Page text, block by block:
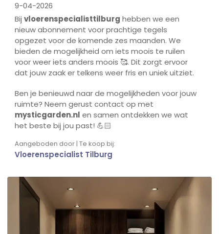
9-04-2026
Bij vloerenspecialisttilburg hebben we een
nieuw abonnement voor prachtige tegels
opgezet voor de komende zes maanden. We
bieden de mogelijkheid om iets moois te ruilen
voor weer iets anders moois 🥰. Dit zorgt ervoor
dat jouw zaak er telkens weer fris en uniek uitziet.
Ben je benieuwd naar de mogelijkheden voor jouw
ruimte? Neem gerust contact op met
mysticgarden.nl en samen ontdekken we wat
het beste bij jou past! 💪🏻
Aangeboden door | Te koop bij:
Vloerenspecialist Tilburg